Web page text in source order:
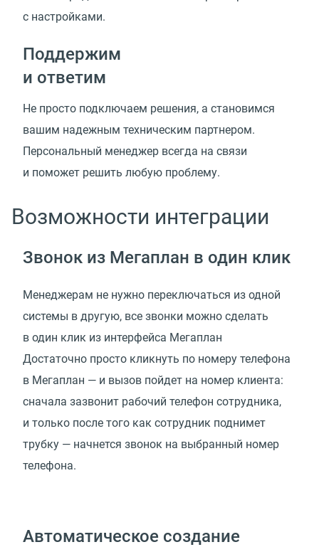
с настройками.
Поддержим
и ответим
Не просто подключаем решения, а становимся
вашим надежным техническим партнером.
Персональный менеджер всегда на связи
и поможет решить любую проблему.
Возможности интеграции
Звонок из Мегаплан в один клик
Менеджерам не нужно переключаться из одной
системы в другую, все звонки можно сделать
в один клик из интерфейса Мегаплан
Достаточно просто кликнуть по номеру телефона
в Мегаплан — и вызов пойдет на номер клиента:
сначала зазвонит рабочий телефон сотрудника,
и только после того как сотрудник поднимет
трубку — начнется звонок на выбранный номер
телефона.
Автоматическое создание